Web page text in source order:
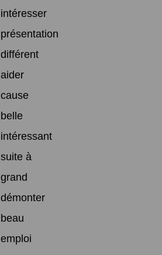
intéresser
présentation
différent
aider
cause
belle
intéressant
suite à
grand
démonter
beau
emploi